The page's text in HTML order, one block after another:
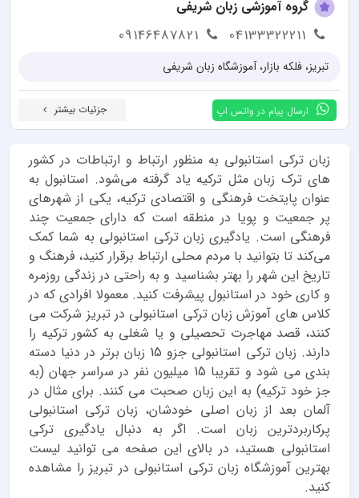
گروه آموزشی زبان شریفی
04133322211
09146487821
تبریز، فلکه بازار، آموزشگاه زبان شریفی
ارسال پیام در واتس اپ جزئیات بیشتر
زبان ترکی استانبولی به منظور ارتباط و ارتباطات در کشور
های ترک زبان مثل ترکیه یاد گرفته می‌شود. استانبول به
عنوان پایتخت فرهنگی و اقتصادی ترکیه، یکی از شهرهای
پر جمعیت و پویا در منطقه است که دارای جمعیت چند
فرهنگی است. یادگیری زبان ترکی استانبولی به شما کمک
می‌کند تا بتوانید با مردم محلی ارتباط برقرار کنید، فرهنگ و
تاریخ این شهر را بهتر بشناسید و به راحتی در زندگی روزمره
و کاری خود در استانبول پیشرفت کنید. معمولا افرادی که در
کلاس های آموزش زبان ترکی استانبولی در تبریز شرکت می
کنند، قصد مهاجرت تحصیلی و یا شغلی به کشور ترکیه را
دارند. زبان ترکی استانبولی جزو 15 زبان برتر در دنیا دسته
بندی می شود و تقریبا 15 میلیون نفر در سراسر جهان (به
جز خود ترکیه) به این زبان صحبت می کنند. برای مثال در
آلمان بعد از زبان اصلی خودشان، زبان ترکی استانبولی
پرکاربرد‌ترین زبان است. اگر به دنبال یادگیری ترکی
استانبولی هستید، در بالای این صفحه می توانید لیست
بهترین آموزشگاه زبان ترکی استانبولی در تبریز را مشاهده
کنید.